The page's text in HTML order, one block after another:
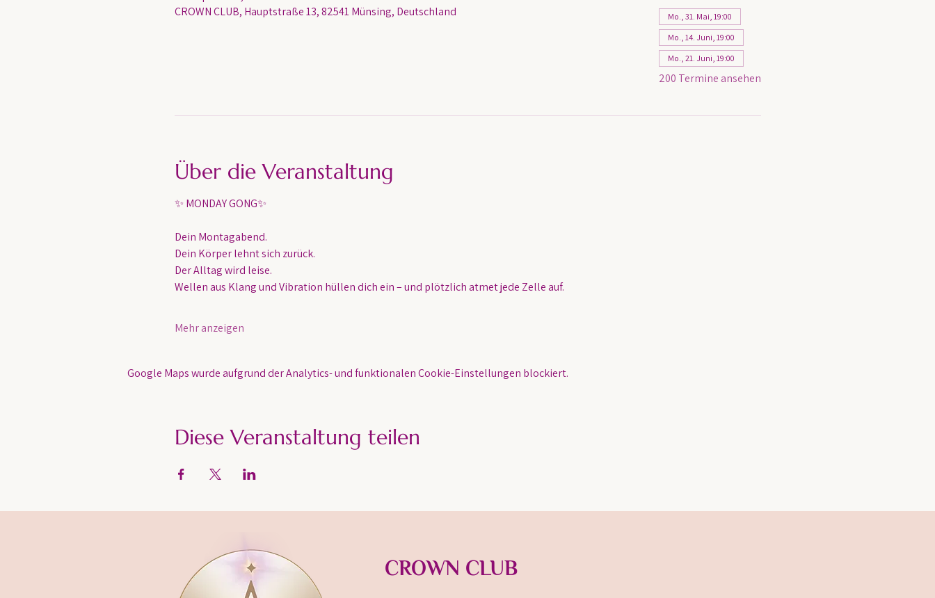
CROWN CLUB, Hauptstraße 13, 82541 Münsing, Deutschland
Mo., 31. Mai, 19:00
Mo., 14. Juni, 19:00
Mo., 21. Juni, 19:00
200 Termine ansehen
Über die Veranstaltung
✨ MONDAY GONG✨
Dein Montagabend.
Dein Körper lehnt sich zurück.
Der Alltag wird leise.
Wellen aus Klang und Vibration hüllen dich ein – und plötzlich atmet jede Zelle auf.
Mehr anzeigen
Google Maps wurde aufgrund der Analytics- und funktionalen Cookie-Einstellungen blockiert.
Diese Veranstaltung teilen
CROWN CLUB